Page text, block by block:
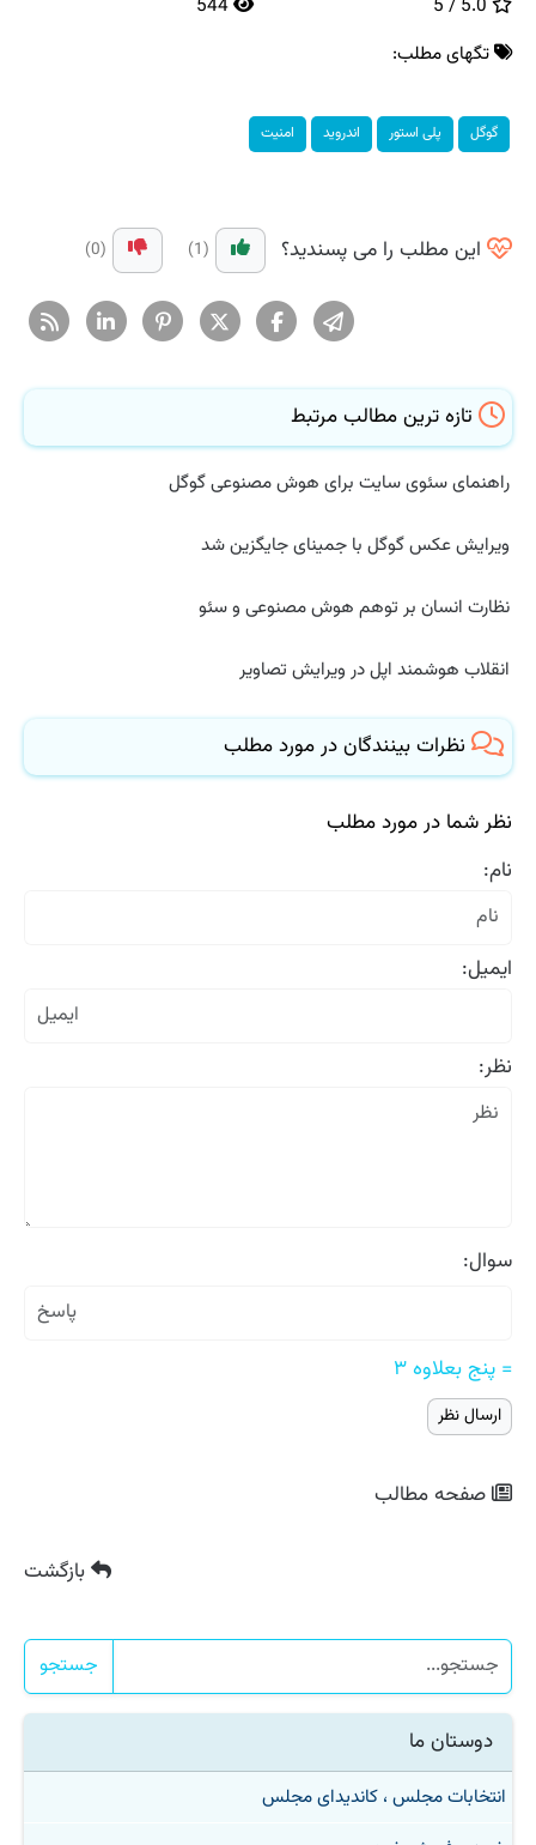
تگهای مطلب:
گوگل پلی استور اندروید امنیت
این مطلب را می پسندید؟ (1)
(0)
تازه ترین مطالب مرتبط
راهنمای سئوی سایت برای هوش مصنوعی گوگل
ویرایش عکس گوگل با جمینای جایگزین شد
نظارت انسان بر توهم هوش مصنوعی و سئو
انقلاب هوشمند اپل در ویرایش تصاویر
نظرات بینندگان در مورد مطلب
نظر شما در مورد مطلب
نام:
ایمیل:
نظر:
سوال:
= پنج بعلاوه ۳
صفحه مطالب
بازگشت
جستجو
دوستان ما
انتخابات مجلس ، کاندیدای مجلس